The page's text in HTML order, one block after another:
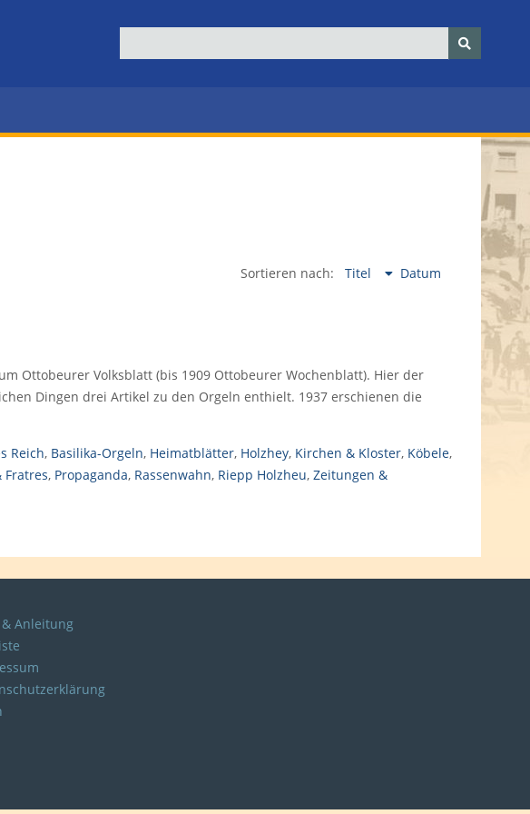
Sortieren nach: Titel Datum
Ottobeurer Volksblatt (bis 1909 Ottobeurer Wochenblatt). Hier der
Dingen drei Artikel zu den Orgeln enthielt. 1937 erschienen die
Reich, Basilika-Orgeln, Heimatblätter, Holzhey, Kirchen & Kloster, Köbele,
Fratres, Propaganda, Rassenwahn, Riepp Holzheu, Zeitungen &
Anleitung